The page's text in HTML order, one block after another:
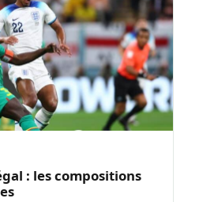
: les compositions